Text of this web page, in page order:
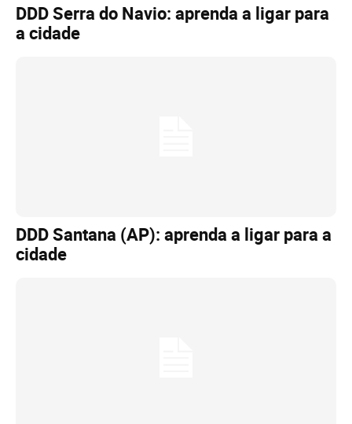
DDD Serra do Navio: aprenda a ligar para
a cidade
DDD Santana (AP): aprenda a ligar para a
cidade